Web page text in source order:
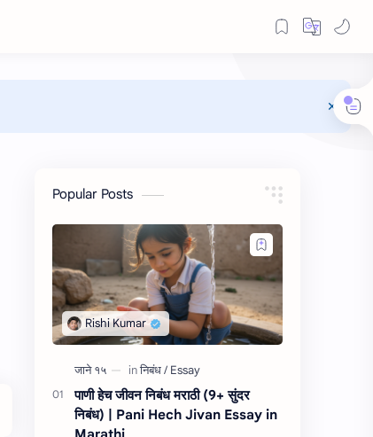
Popular Posts
पाणी हेच जीवन निबंध मराठी (9+ सुंदर
निबंध) | Pani Hech Jivan Essay in